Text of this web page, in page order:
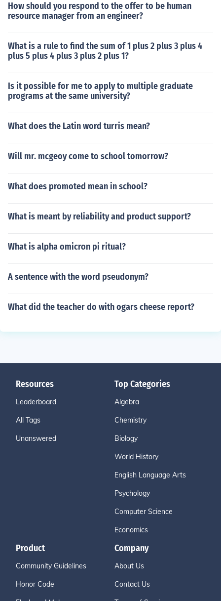
How should you respond to the offer to be human
resource manager from an engineer?
What is a rule to find the sum of 1 plus 2 plus 3 plus 4
plus 5 plus 4 plus 3 plus 2 plus 1?
Is it possible for me to apply to multiple graduate
programs at the same university?
What does the Latin word turris mean?
Will mr. mcgeoy come to school tomorrow?
What does promoted mean in school?
What is meant by reliability and product support?
What is alpha omicron pi ritual?
A sentence with the word pseudonym?
What did the teacher do with ogars cheese report?
Resources
Leaderboard
All Tags
Unanswered
Top Categories
Algebra
Chemistry
Biology
World History
English Language Arts
Psychology
Computer Science
Economics
Product
Community Guidelines
Honor Code
Company
About Us
Contact Us